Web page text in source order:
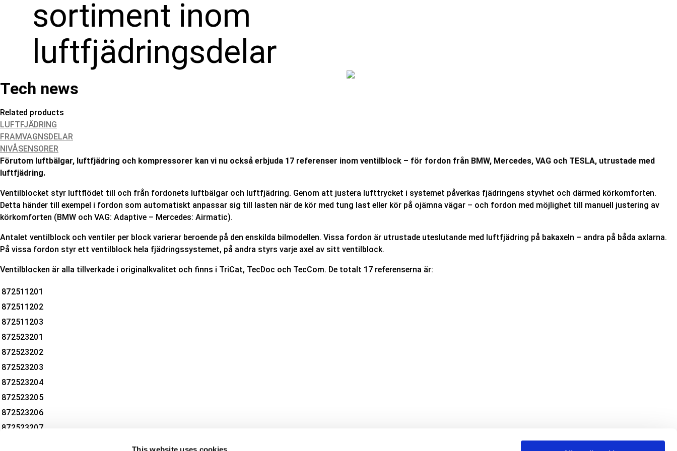
This website uses cookies
sortiment inom
luftfjädringsdelar
Tech news
Related products
LUFTFJÄDRING
FRAMVAGNSDELAR
NIVÅSENSORER
Förutom luftbälgar, luftfjädring och kompressorer kan vi nu också erbjuda 17 referenser inom ventilblock – för fordon från BMW, Mercedes, VAG och TESLA, utrustade med
luftfjädring.
Ventilblocket styr luftflödet till och från fordonets luftbälgar och luftfjädring. Genom att justera lufttrycket i systemet påverkas fjädringens styvhet och därmed körkomforten.
Detta händer till exempel i fordon som automatiskt anpassar sig till lasten när de kör med tung last eller kör på ojämna vägar – och fordon med möjlighet till manuell justering av
körkomforten (BMW och VAG: Adaptive – Mercedes: Airmatic).
Antalet ventilblock och ventiler per block varierar beroende på den enskilda bilmodellen. Vissa fordon är utrustade uteslutande med luftfjädring på bakaxeln – andra på båda axlarna.
På vissa fordon styr ett ventilblock hela fjädringssystemet, på andra styrs varje axel av sitt ventilblock.
Ventilblocken är alla tillverkade i originalkvalitet och finns i TriCat, TecDoc och TecCom. De totalt 17 referenserna är:
872511201
872511202
872511203
872523201
872523202
872523203
872523204
872523205
872523206
872523207